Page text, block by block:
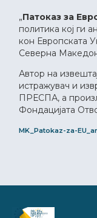
„Патоказ за
политика кој ги
кон Европската
Северна
Автор на
истражувач и
ПРЕСПА, а
Фондацијата
MK_Patokaz-za-